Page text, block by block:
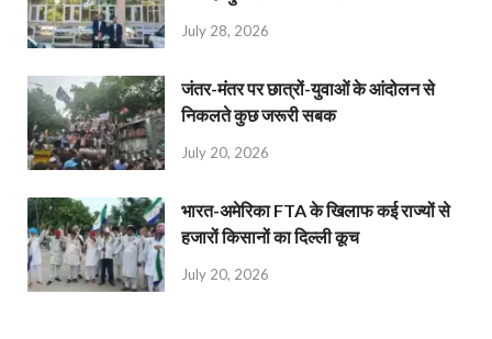
July 28, 2026
जंतर-मंतर पर छात्रों-युवाओं के आंदोलन से
निकलते कुछ जरूरी सबक
July 20, 2026
भारत-अमेरिका FTA के खिलाफ कई राज्यों से
हजारों किसानों का दिल्ली कूच
July 20, 2026